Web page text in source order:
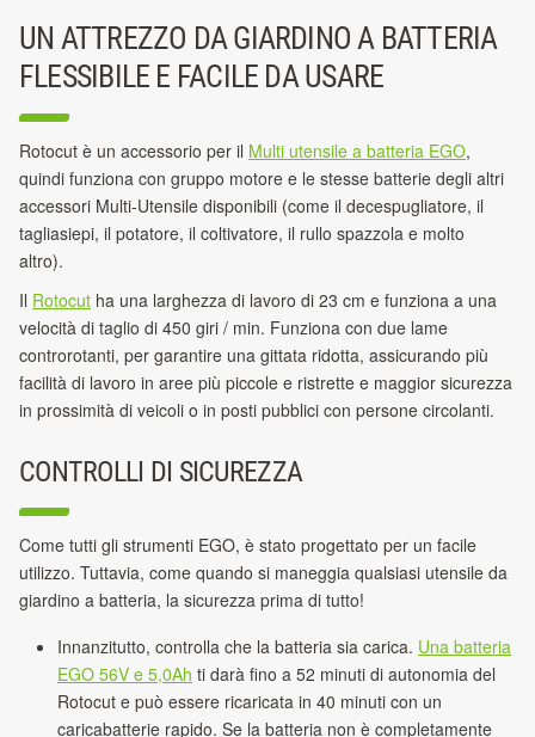
UN ATTREZZO DA GIARDINO A BATTERIA
FLESSIBILE E FACILE DA USARE
Rotocut è un accessorio per il Multi utensile a batteria EGO,
quindi funziona con gruppo motore e le stesse batterie degli altri
accessori Multi-Utensile disponibili (come il decespugliatore, il
tagliasiepi, il potatore, il coltivatore, il rullo spazzola e molto
altro).
Il Rotocut ha una larghezza di lavoro di 23 cm e funziona a una
velocità di taglio di 450 giri / min. Funziona con due lame
controrotanti, per garantire una gittata ridotta, assicurando più
facilità di lavoro in aree più piccole e ristrette e maggior sicurezza
in prossimità di veicoli o in posti pubblici con persone circolanti.
CONTROLLI DI SICUREZZA
Come tutti gli strumenti EGO, è stato progettato per un facile
utilizzo. Tuttavia, come quando si maneggia qualsiasi utensile da
giardino a batteria, la sicurezza prima di tutto!
Innanzitutto, controlla che la batteria sia carica. Una batteria
EGO 56V e 5,0Ah ti darà fino a 52 minuti di autonomia del
Rotocut e può essere ricaricata in 40 minuti con un
caricabatterie rapido. Se la batteria non è completamente